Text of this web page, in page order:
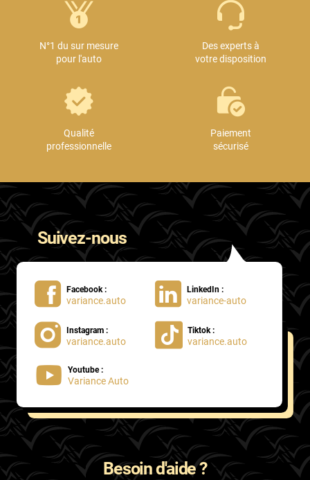
N°1 du sur mesure
pour l'auto
Des experts à
votre disposition
Qualité
professionnelle
Paiement
sécurisé
Suivez-nous
Facebook :
variance.auto
LinkedIn :
variance-auto
Instagram :
variance.auto
Tiktok :
variance.auto
Youtube :
Variance Auto
Besoin d'aide ?